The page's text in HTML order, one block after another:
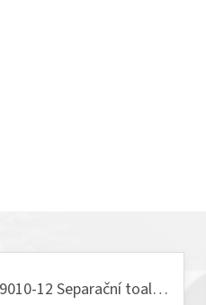
VILLA 9010-12 Separační toaleta, 230/12V